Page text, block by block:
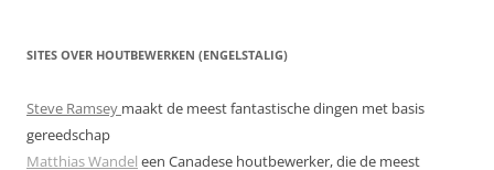
SITES OVER HOUTBEWERKEN (ENGELSTALIG)
Steve Ramsey maakt de meest fantastische dingen met basis
gereedschap
Matthias Wandel een Canadese houtbewerker, die de meest